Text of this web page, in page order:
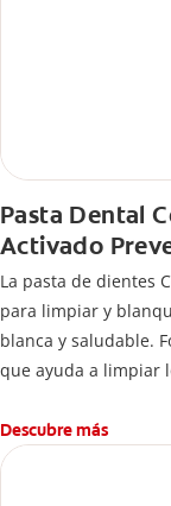
Pasta Dental
Activado
La pasta de dientes
para limpiar y
blanca y saludable.
que ayuda a limpiar
¿Qué hace el carbón
se usa para ayudar
También
Descubre más